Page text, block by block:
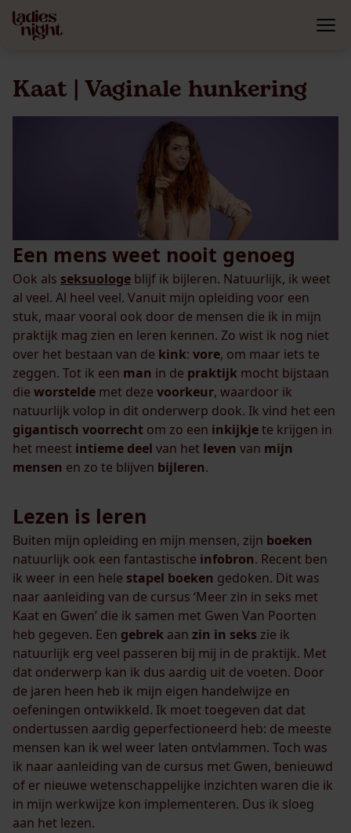
Kaat | Vaginale hunkering
Een mens weet nooit genoeg
Ook als seksuologe blijf ik bijleren. Natuurlijk, ik weet
al veel. Al heel veel. Vanuit mijn opleiding voor een
stuk, maar vooral ook door de mensen die ik in mijn
praktijk mag zien en leren kennen. Zo wist ik nog niet
over het bestaan van de kink: vore, om maar iets te
zeggen. Tot ik een man in de praktijk mocht bijstaan
die worstelde met deze voorkeur, waardoor ik
natuurlijk volop in dit onderwerp dook. Ik vind het een
gigantisch voorrecht om zo een inkijkjete krijgen in
het meest intieme deel van het leven van mijn
mensen en zo te blijven bijleren.
Lezen is leren
Buiten mijn opleiding en mijn mensen, zijn boeken
natuurlijk ook een fantastische infobron. Recent ben
ik weer in een hele stapel boeken gedoken. Dit was
naar aanleiding van de cursus ‘Meer zin in seks met
Kaat en Gwen’ die ik samen met Gwen Van Poorten
heb gegeven. Een gebrek aan zin in seks zie ik
natuurlijk erg veel passeren bij mij in de praktijk. Met
dat onderwerp kan ik dus aardig uit de voeten. Door
de jaren heen heb ik mijn eigen handelwijze en
oefeningen ontwikkeld. Ik moet toegeven dat dat
ondertussen aardig geperfectioneerd heb: de meeste
mensen kan ik wel weer laten ontvlammen. Toch was
ik naar aanleiding van de cursus met Gwen, benieuwd
of er nieuwe wetenschappelijke inzichten waren die ik
in mijn werkwijze kon implementeren. Dus ik sloeg
aan het lezen.